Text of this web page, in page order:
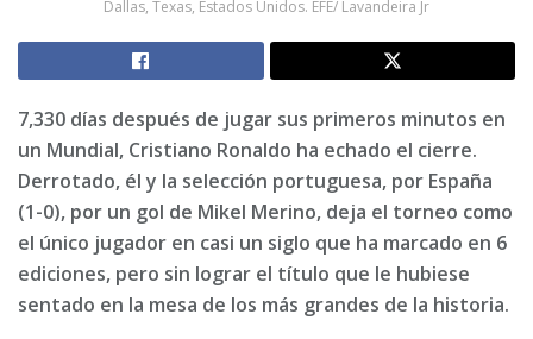
Dallas, Texas, Estados Unidos. EFE/ Lavandeira Jr
7,330 días después de jugar sus primeros minutos en
un Mundial, Cristiano Ronaldo ha echado el cierre.
Derrotado, él y la selección portuguesa, por España
(1-0), por un gol de Mikel Merino, deja el torneo como
el único jugador en casi un siglo que ha marcado en 6
ediciones, pero sin lograr el título que le hubiese
sentado en la mesa de los más grandes de la historia.